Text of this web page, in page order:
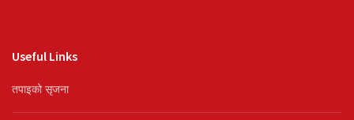
Useful Links
तपाइको सृजना